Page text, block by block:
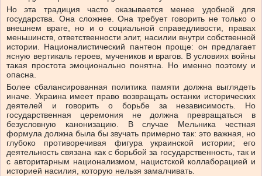
Но эта традиция часто оказывается менее удобной для
государства. Она сложнее. Она требует говорить не только о
внешнем враге, но и о социальной справедливости, правах
меньшинств, ответственности элит, насилии внутри собственной
истории. Националистический пантеон проще: он предлагает
ясную вертикаль героев, мучеников и врагов. В условиях войны
такая простота эмоционально понятна. Но именно поэтому и
опасна.
Более сбалансированная политика памяти должна выглядеть
иначе. Украина имеет право возвращать останки исторических
деятелей и говорить о борьбе за независимость. Но
государственная церемония не должна превращаться в
безусловную канонизацию. В случае Мельника честная
формула должна была бы звучать примерно так: это важная, но
глубоко противоречивая фигура украинской истории; его
деятельность связана как с борьбой за государственность, так и
с авторитарным национализмом, нацистской коллаборацией и
историей насилия, которую нельзя замалчивать.